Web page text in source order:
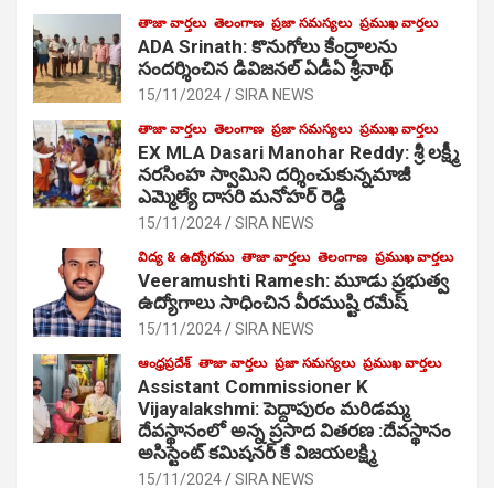
తాజా వార్తలు తెలంగాణ ప్రజా సమస్యలు ప్రముఖ వార్తలు
ADA Srinath: కొనుగోలు కేంద్రాల‌ను
సంద‌ర్శించిన డివిజనల్ ఏడీఏ శ్రీనాథ్
15/11/2024 SIRA NEWS
తాజా వార్తలు తెలంగాణ ప్రజా సమస్యలు ప్రముఖ వార్తలు
EX MLA Dasari Manohar Reddy: శ్రీ లక్ష్మీ
నరసింహ స్వామిని దర్శించుకున్నమాజీ
ఎమ్మెల్యే దాసరి మనోహర్ రెడ్డి
15/11/2024 SIRA NEWS
విద్య & ఉద్యోగము తాజా వార్తలు తెలంగాణ ప్రముఖ వార్తలు
Veeramushti Ramesh: మూడు ప్రభుత్వ
ఉద్యోగాలు సాధించిన వీరముష్టి రమేష్
15/11/2024 SIRA NEWS
ఆంధ్రప్రదేశ్ తాజా వార్తలు ప్రజా సమస్యలు ప్రముఖ వార్తలు
Assistant Commissioner K
Vijayalakshmi: పెద్దాపురం మరిడమ్మ
దేవస్థానంలో అన్న ప్రసాద వితరణ :దేవస్థానం
అసిస్టెంట్ కమిషనర్ కే విజయలక్ష్మి
15/11/2024 SIRA NEWS